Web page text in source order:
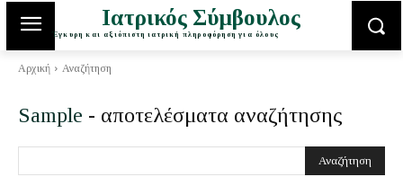
Ιατρικός Σύμβουλος
Έγκυρη και αξιόπιστη ιατρική πληροφόρηση για όλους
Αρχική Αναζήτηση
Sample - αποτελέσματα αναζήτησης
Αναζήτηση